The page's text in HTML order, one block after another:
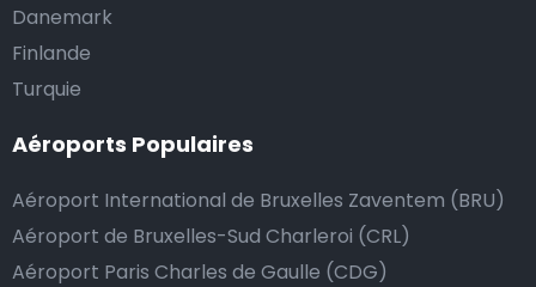
Danemark
Finlande
Turquie
Aéroports Populaires
Aéroport International de Bruxelles Zaventem (BRU)
Aéroport de Bruxelles-Sud Charleroi (CRL)
Aéroport Paris Charles de Gaulle (CDG)